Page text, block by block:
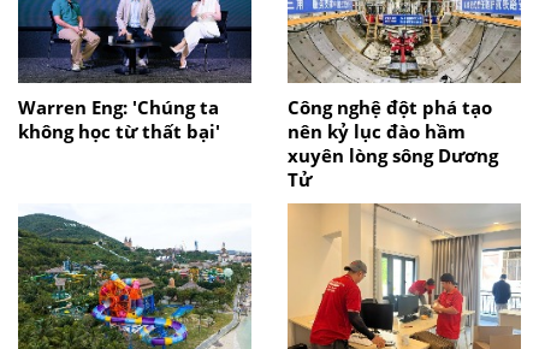
Warren Eng: 'Chúng ta
không học từ thất bại'
Công nghệ đột phá tạo
nên kỷ lục đào hầm
xuyên lòng sông Dương
Tử